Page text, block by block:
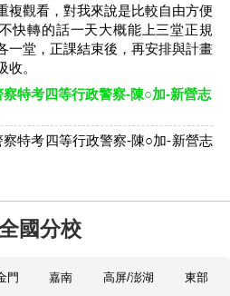
複觀看，對我來說是比較自由方便
快轉的話一天大概能上三堂正規
一堂，正課結束後，再安排與計畫
收。
察特考四等行政警察-陳○加-新營志
察特考四等行政警察-陳○加-新營志
國分校
門 嘉南 高屏/澎湖 東部